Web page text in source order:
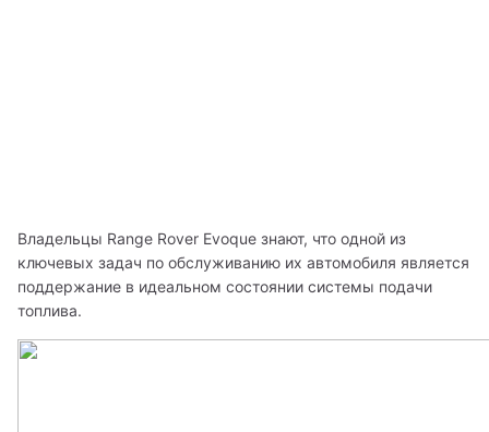
Владельцы Range Rover Evoque знают, что одной из
ключевых задач по обслуживанию их автомобиля является
поддержание в идеальном состоянии системы подачи
топлива.